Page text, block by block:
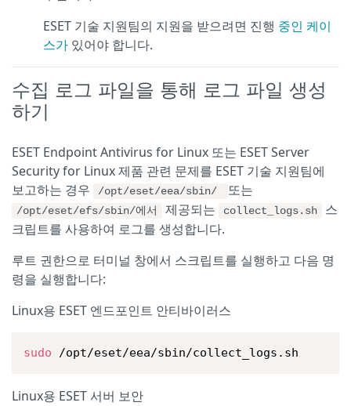
ESET 기술 지원팀의 지원을 받으려면 진행 중인 케이
스가 있어야 합니다.
수집 로그 파일을 통해 로그 파일 생성
하기
ESET Endpoint Antivirus for Linux 또는 ESET Server
Security for Linux 제품 관련 문제를 ESET 기술 지원팀에
보고하는 경우
/opt/eset/eea/sbin/ 또는
/opt/eset/efs/sbin/에서 제공되는 collect_logs.sh
스
크립트를 사용하여 로그를 생성합니다.
루트 권한으로 터미널 창에서 스크립트를 실행하고 다음 명
령을 실행합니다:
Linux용 ESET 엔드포인트 안티바이러스
sudo /opt/eset/eea/sbin/collect_logs.sh
Linux용 ESET 서버 보안